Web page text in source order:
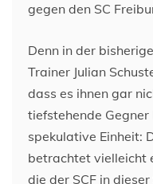
gegen den SC
Denn in der
Trainer Julian
dass es ihnen gar
tiefstehende Gegner
spekulative Einheit:
betrachtet vielleicht
die der SCF in